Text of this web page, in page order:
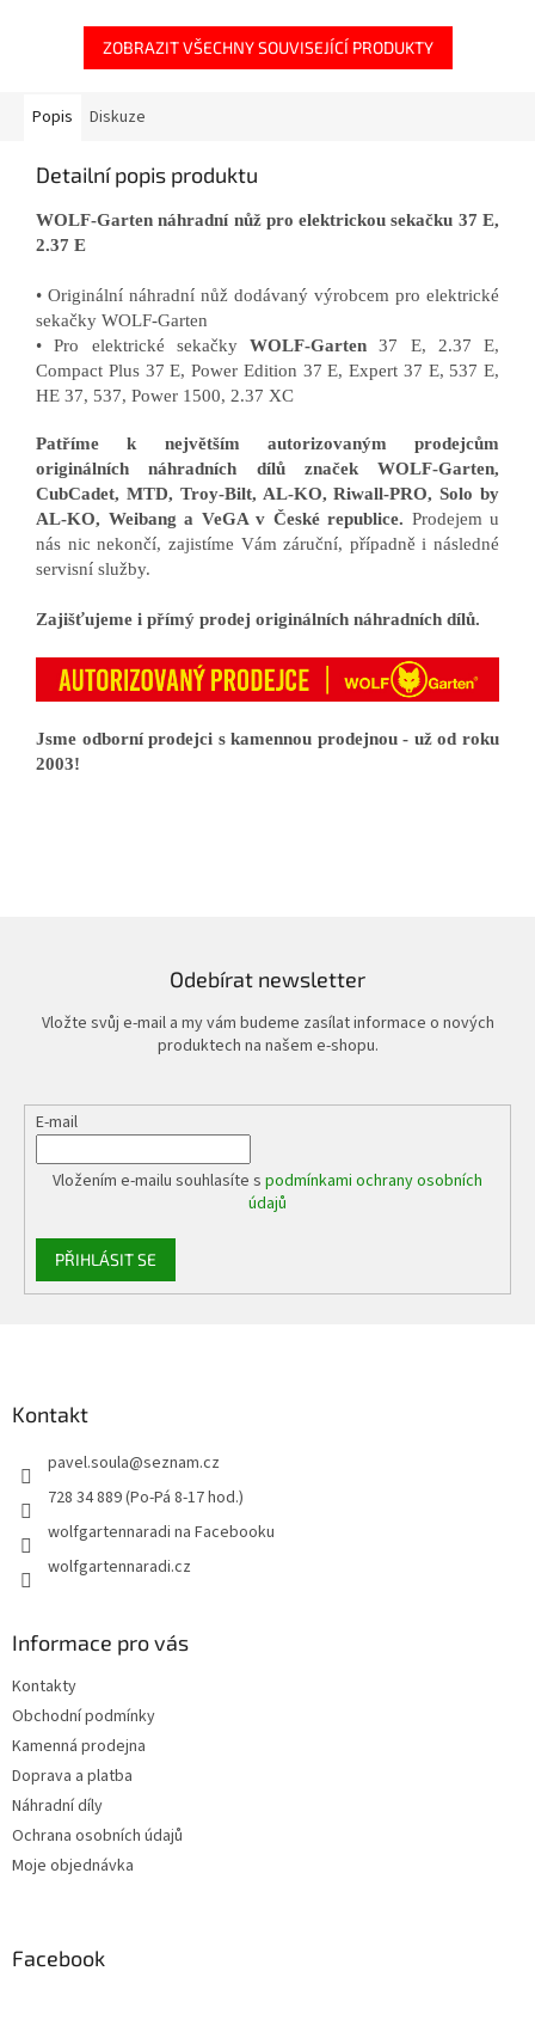
ZOBRAZIT VŠECHNY SOUVISEJÍCÍ PRODUKTY
Popis Diskuze
Detailní popis produktu
WOLF-Garten náhradní nůž pro elektrickou sekačku 37 E,
2.37 E
• Originální náhradní nůž dodávaný výrobcem pro elektrické
sekačky WOLF-Garten
• Pro elektrické sekačky WOLF-Garten 37 E, 2.37 E,
Compact Plus 37 E, Power Edition 37 E, Expert 37 E, 537 E,
HE 37, 537, Power 1500, 2.37 XC
Patříme k největším autorizovaným prodejcům
originálních náhradních dílů značek WOLF-Garten,
CubCadet, MTD, Troy-Bilt, AL-KO, Riwall-PRO, Solo by
AL-KO, Weibang a VeGA v České republice. Prodejem u
nás nic nekončí, zajistíme Vám záruční, případně i následné
servisní služby.
Zajišťujeme i přímý prodej originálních náhradních dílů.
Jsme odborní prodejci s kamennou prodejnou - už od roku
2003!
Odebírat newsletter
Vložte svůj e-mail a my vám budeme zasílat informace o nových
produktech na našem e-shopu.
E-mail
Vložením e-mailu souhlasíte s podmínkami ochrany osobních
údajů
PŘIHLÁSIT SE
Kontakt
pavel.soula@seznam.cz
728 34 889 (Po-Pá 8-17 hod.)
wolfgartennaradi na Facebooku
wolfgartennaradi.cz
Informace pro vás
Kontakty
Obchodní podmínky
Kamenná prodejna
Doprava a platba
Náhradní díly
Ochrana osobních údajů
Moje objednávka
Facebook